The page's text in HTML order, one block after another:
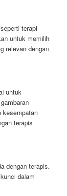
terapi
untuk memilih
relevan dengan
untuk
kesempatan
terapis
dengan terapis.
dalam